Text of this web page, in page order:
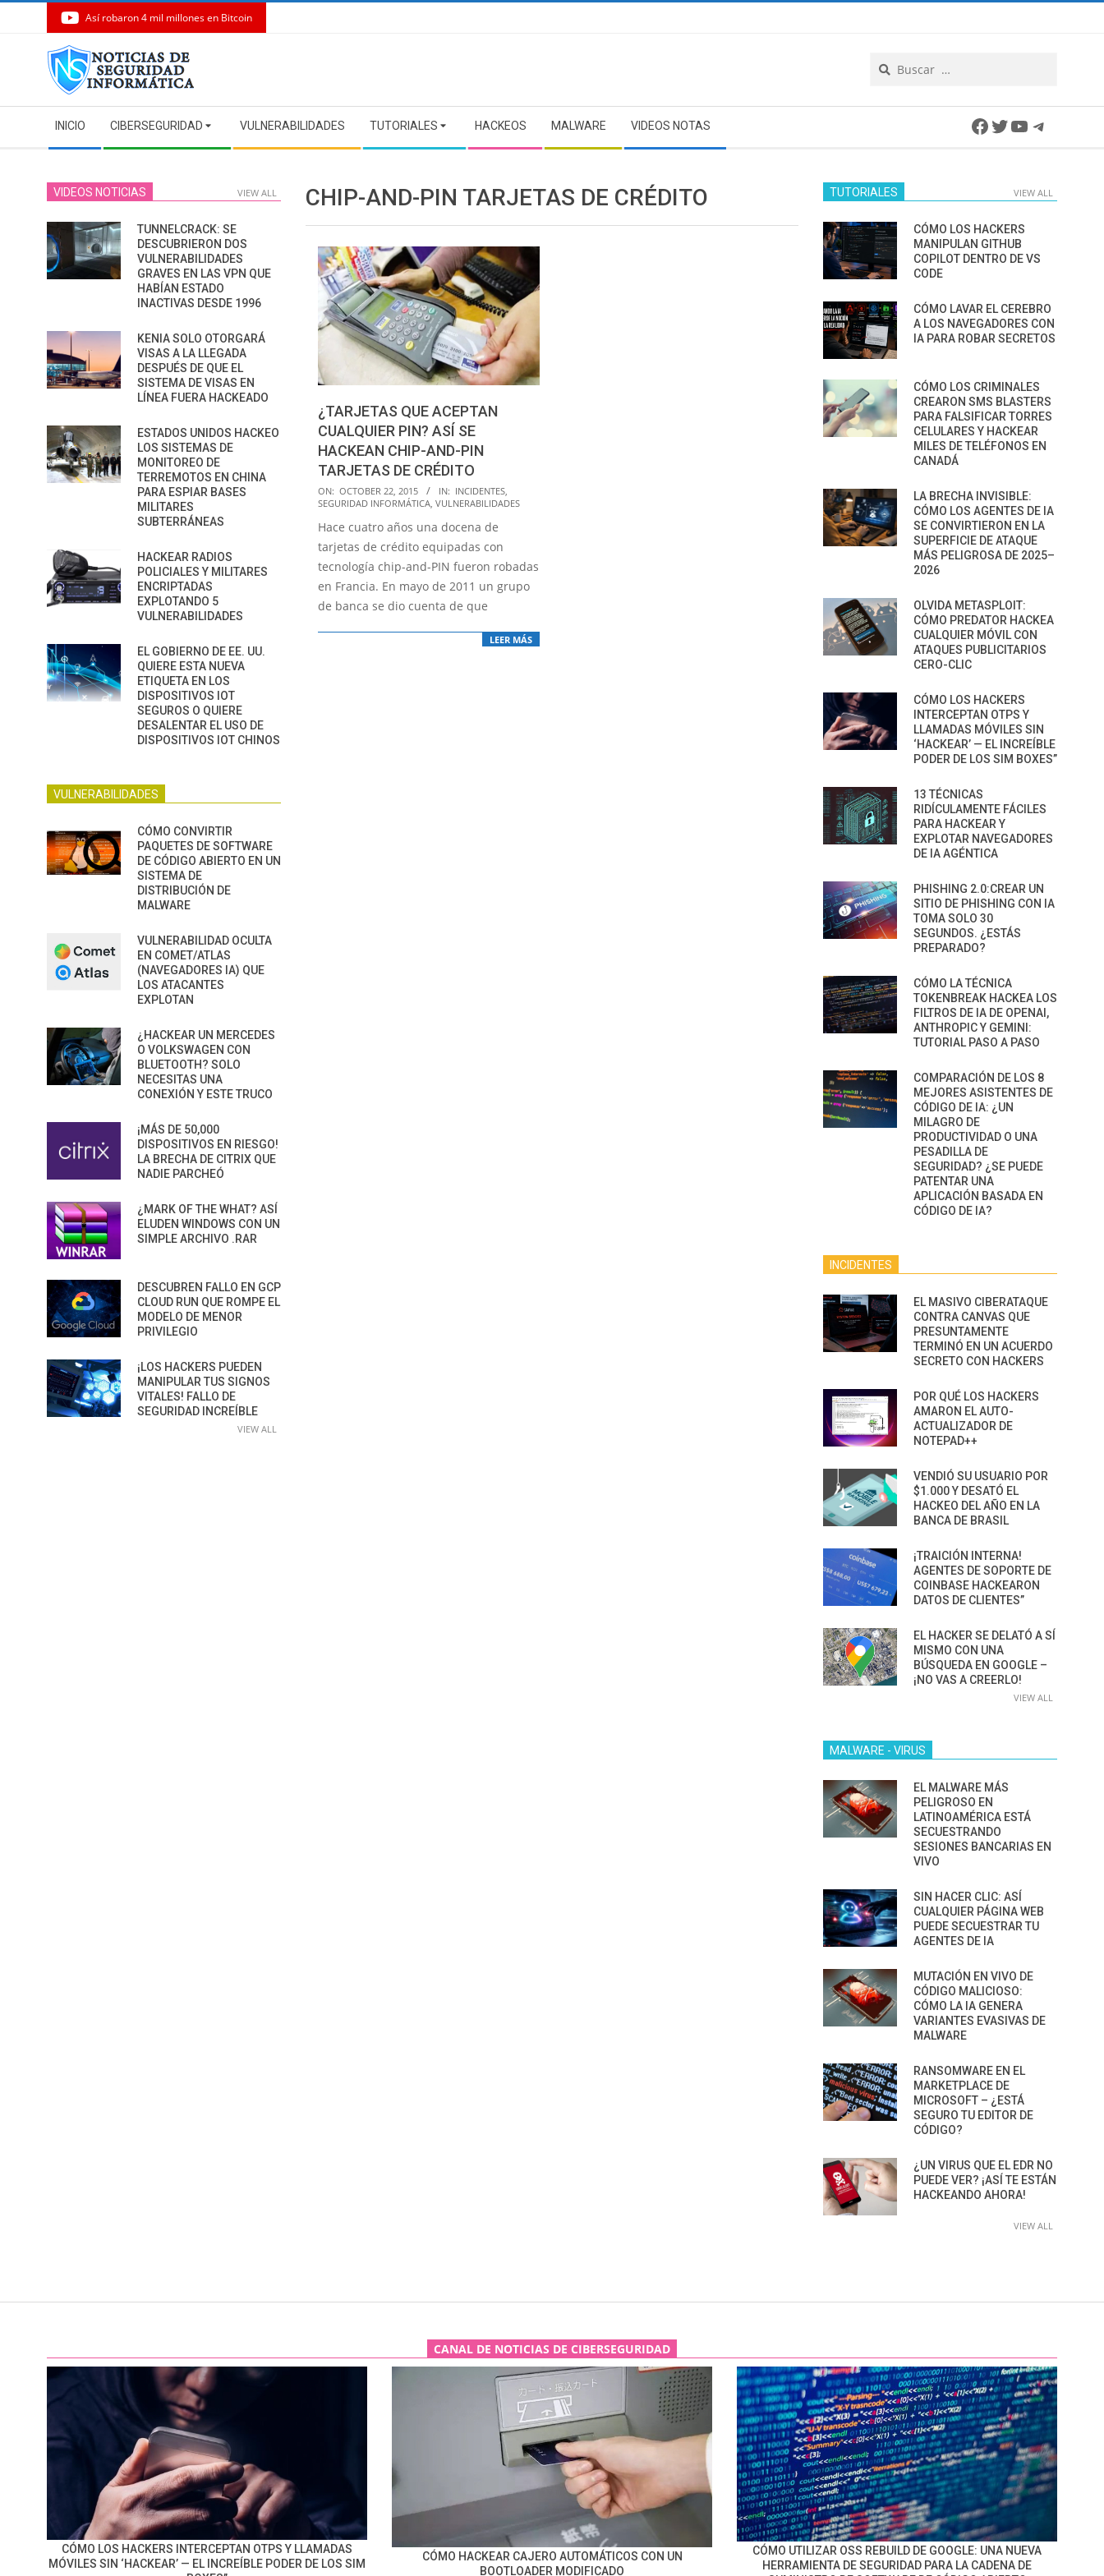
Así robaron 4 mil millones en Bitcoin
Navigation
Menu
INICIO CIBERSEGURIDAD VULNERABILIDADES TUTORIALES HACKEOS MALWARE VIDEOS NOTAS Facebook
Twitter
YouTube
CHIP-AND-PIN TARJETAS DE CRÉDITO
¿TARJETAS QUE ACEPTAN
CUALQUIER PIN? ASÍ SE
HACKEAN CHIP-AND-PIN
TARJETAS DE CRÉDITO
2015-
10-
22
ON: OCTOBER 22, 2015 IN: INCIDENTES
SEGURIDAD INFORMÁTICA VULNERABILIDADES
Hace cuatro años una docena de
tarjetas de crédito equipadas con
tecnología chip-and-PIN fueron robadas
en Francia. En mayo de 2011 un grupo
de banca se dio cuenta de que
LEER MÁS
VIDEOS NOTICIAS VIEW ALL
TUNNELCRACK: SE
DESCUBRIERON DOS
VULNERABILIDADES
GRAVES EN LAS VPN QUE
HABÍAN ESTADO
INACTIVAS DESDE 1996
KENIA SOLO OTORGARÁ
VISAS A LA LLEGADA
DESPUÉS DE QUE EL
SISTEMA DE VISAS EN
LÍNEA FUERA HACKEADO
ESTADOS UNIDOS HACKEO
LOS SISTEMAS DE
MONITOREO DE
TERREMOTOS EN CHINA
PARA ESPIAR BASES
MILITARES
SUBTERRÁNEAS
HACKEAR RADIOS
POLICIALES Y MILITARES
ENCRIPTADAS
EXPLOTANDO 5
VULNERABILIDADES
EL GOBIERNO DE EE. UU.
QUIERE ESTA NUEVA
ETIQUETA EN LOS
DISPOSITIVOS IOT
SEGUROS O QUIERE
DESALENTAR EL USO DE
DISPOSITIVOS IOT CHINOS
VULNERABILIDADES
CÓMO CONVIRTIR
PAQUETES DE SOFTWARE
DE CÓDIGO ABIERTO EN UN
SISTEMA DE
DISTRIBUCIÓN DE
MALWARE
VULNERABILIDAD OCULTA
EN COMET/ATLAS
(NAVEGADORES IA) QUE
LOS ATACANTES
EXPLOTAN
¿HACKEAR UN MERCEDES
O VOLKSWAGEN CON
BLUETOOTH? SOLO
NECESITAS UNA
CONEXIÓN Y ESTE TRUCO
¡MÁS DE 50,000
DISPOSITIVOS EN RIESGO!
LA BRECHA DE CITRIX QUE
NADIE PARCHEÓ
¿MARK OF THE WHAT? ASÍ
ELUDEN WINDOWS CON UN
SIMPLE ARCHIVO .RAR
DESCUBREN FALLO EN GCP
CLOUD RUN QUE ROMPE EL
MODELO DE MENOR
PRIVILEGIO
¡LOS HACKERS PUEDEN
MANIPULAR TUS SIGNOS
VITALES! FALLO DE
SEGURIDAD INCREÍBLE
VIEW ALL
TUTORIALES VIEW ALL
CÓMO LOS HACKERS
MANIPULAN GITHUB
COPILOT DENTRO DE VS
CODE
CÓMO LAVAR EL CEREBRO
A LOS NAVEGADORES CON
IA PARA ROBAR SECRETOS
CÓMO LOS CRIMINALES
CREARON SMS BLASTERS
PARA FALSIFICAR TORRES
CELULARES Y HACKEAR
MILES DE TELÉFONOS EN
CANADÁ
LA BRECHA INVISIBLE:
CÓMO LOS AGENTES DE IA
SE CONVIRTIERON EN LA
SUPERFICIE DE ATAQUE
MÁS PELIGROSA DE 2025–
2026
OLVIDA METASPLOIT:
CÓMO PREDATOR HACKEA
CUALQUIER MÓVIL CON
ATAQUES PUBLICITARIOS
CERO-CLIC
CÓMO LOS HACKERS
INTERCEPTAN OTPS Y
LLAMADAS MÓVILES SIN
‘HACKEAR’ — EL INCREÍBLE
PODER DE LOS SIM BOXES”
13 TÉCNICAS
RIDÍCULAMENTE FÁCILES
PARA HACKEAR Y
EXPLOTAR NAVEGADORES
DE IA AGÉNTICA
PHISHING 2.0:CREAR UN
SITIO DE PHISHING CON IA
TOMA SOLO 30
SEGUNDOS. ¿ESTÁS
PREPARADO?
CÓMO LA TÉCNICA
TOKENBREAK HACKEA LOS
FILTROS DE IA DE OPENAI,
ANTHROPIC Y GEMINI:
TUTORIAL PASO A PASO
COMPARACIÓN DE LOS 8
MEJORES ASISTENTES DE
CÓDIGO DE IA: ¿UN
MILAGRO DE
PRODUCTIVIDAD O UNA
PESADILLA DE
SEGURIDAD? ¿SE PUEDE
PATENTAR UNA
APLICACIÓN BASADA EN
CÓDIGO DE IA?
INCIDENTES
EL MASIVO CIBERATAQUE
CONTRA CANVAS QUE
PRESUNTAMENTE
TERMINÓ EN UN ACUERDO
SECRETO CON HACKERS
POR QUÉ LOS HACKERS
AMARON EL AUTO-
ACTUALIZADOR DE
NOTEPAD++
VENDIÓ SU USUARIO POR
$1.000 Y DESATÓ EL
HACKEO DEL AÑO EN LA
BANCA DE BRASIL
¡TRAICIÓN INTERNA!
AGENTES DE SOPORTE DE
COINBASE HACKEARON
DATOS DE CLIENTES”
EL HACKER SE DELATÓ A SÍ
MISMO CON UNA
BÚSQUEDA EN GOOGLE –
¡NO VAS A CREERLO!
VIEW ALL
MALWARE - VIRUS
EL MALWARE MÁS
PELIGROSO EN
LATINOAMÉRICA ESTÁ
SECUESTRANDO
SESIONES BANCARIAS EN
VIVO
SIN HACER CLIC: ASÍ
CUALQUIER PÁGINA WEB
PUEDE SECUESTRAR TU
AGENTES DE IA
MUTACIÓN EN VIVO DE
CÓDIGO MALICIOSO:
CÓMO LA IA GENERA
VARIANTES EVASIVAS DE
MALWARE
RANSOMWARE EN EL
MARKETPLACE DE
MICROSOFT – ¿ESTÁ
SEGURO TU EDITOR DE
CÓDIGO?
¿UN VIRUS QUE EL EDR NO
PUEDE VER? ¡ASÍ TE ESTÁN
HACKEANDO AHORA!
VIEW ALL
CANAL DE NOTICIAS DE CIBERSEGURIDAD
CÓMO LOS HACKERS INTERCEPTAN OTPS Y LLAMADAS
MÓVILES SIN ‘HACKEAR’ — EL INCREÍBLE PODER DE LOS SIM
CÓMO HACKEAR CAJERO AUTOMÁTICOS CON UN
BOOTLOADER MODIFICADO
CÓMO UTILIZAR OSS REBUILD DE GOOGLE: UNA NUEVA
HERRAMIENTA DE SEGURIDAD PARA LA CADENA DE